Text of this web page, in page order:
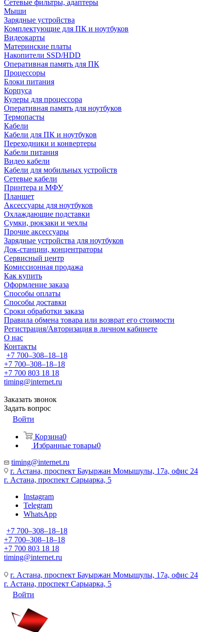
Сетевые фильтры, адаптеры
Мыши
Зарядные устройства
Комплектующие для ПК и ноутбуков
Видеокарты
Материнские платы
Накопители SSD/HDD
Оперативная память для ПК
Процессоры
Блоки питания
Корпуса
Кулеры для процессора
Оперативная память для ноутбуков
Термопасты
Кабели
Кабели для ПК и ноутбуков
Переходники и конвертеры
Кабели питания
Видео кабели
Кабели для мобильных устройств
Сетевые кабели
Принтера и МФУ
Планшет
Аксессуары для ноутбуков
Охлаждающие подставки
Сумки, рюкзаки и чехлы
Прочие аксессуары
Зарядные устройства для ноутбуков
Док-станции, концентраторы
Сервисный центр
Комиссионная продажа
Как купить
Оформление заказа
Способы оплаты
Способы доставки
Сроки обработки заказа
Правила обмена товара или возврат его стоимости
Регистрация/Авторизация в личном кабинете
О нас
Контакты
+7 700‒308‒18‒18
+7 700‒308‒18‒18
+7 700 803 18 18
timing@internet.ru
Заказать звонок
Задать вопрос
Войти
Корзина0
Избранные товары0
timing@internet.ru
г. Астана, проспект Бауыржан Момышулы, 17а, офис 24
г. Астана, проспект Сарыарка, 5
Instagram
Telegram
WhatsApp
+7 700‒308‒18‒18
+7 700‒308‒18‒18
+7 700 803 18 18
timing@internet.ru
г. Астана, проспект Бауыржан Момышулы, 17а, офис 24
г. Астана, проспект Сарыарка, 5
Войти